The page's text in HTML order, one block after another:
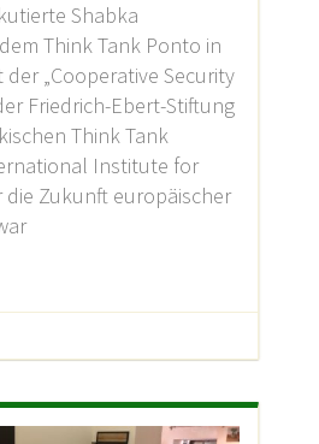
Shabka
Think Tank Ponto in
„Cooperative Security
Friedrich-Ebert-Stiftung
Think Tank
Institute for
die Zukunft europäischer